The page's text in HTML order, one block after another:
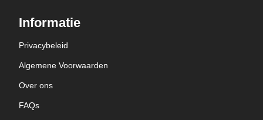
Informatie
Privacybeleid
Algemene Voorwaarden
Over ons
FAQs